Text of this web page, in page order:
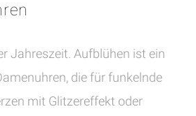
Jahreszeit. Aufblühen ist ein
die für funkelnde
mit Glitzereffekt oder